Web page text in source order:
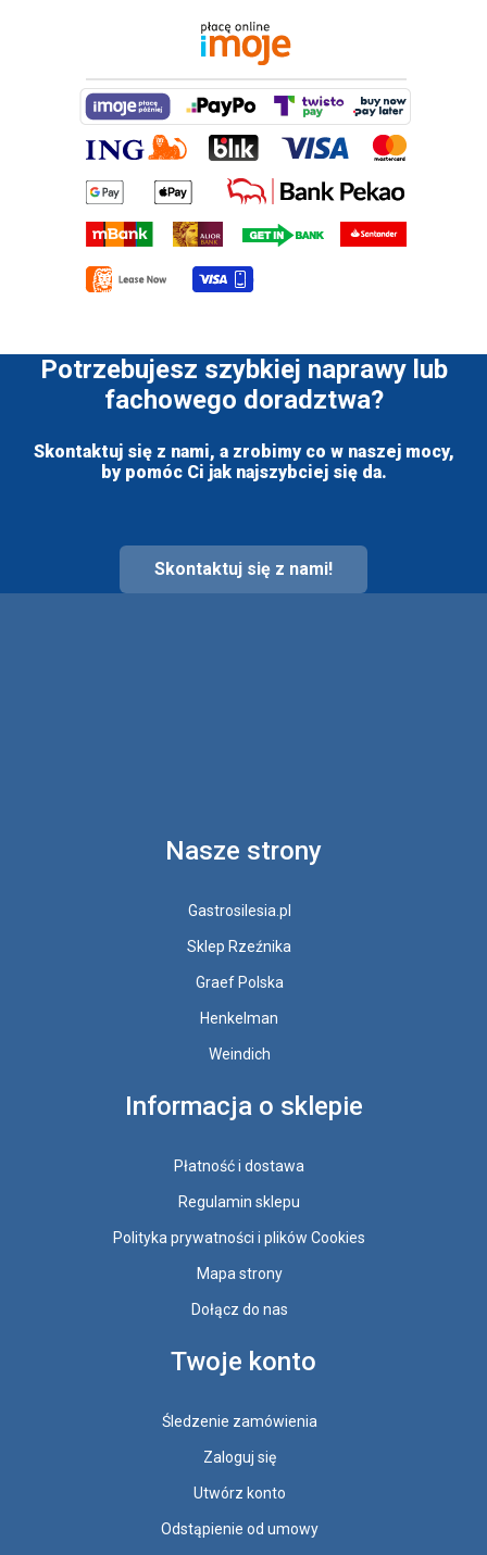
Potrzebujesz szybkiej naprawy lub
fachowego doradztwa?
Skontaktuj się z nami, a zrobimy co w naszej mocy,
by pomóc Ci jak najszybciej się da.
Skontaktuj się z nami!
Nasze strony
Gastrosilesia.pl
Sklep Rzeźnika
Graef Polska
Henkelman
Weindich
Informacja o sklepie
Płatność i dostawa
Regulamin sklepu
Polityka prywatności i plików Cookies
Mapa strony
Dołącz do nas
Twoje konto
Śledzenie zamówienia
Zaloguj się
Utwórz konto
Odstąpienie od umowy